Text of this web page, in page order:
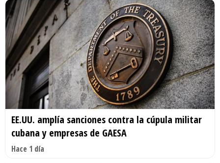
EE.UU. amplía sanciones contra la cúpula militar
cubana y empresas de GAESA
Hace 1 día